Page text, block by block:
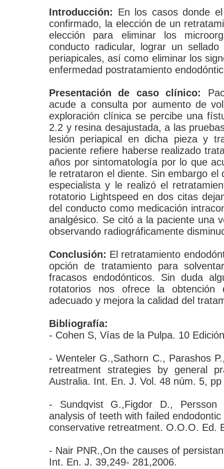
Introducción: En los casos donde
confirmado, la elección de un
elección para eliminar los
conducto radicular, lograr un sellado
periapicales, así como eliminar los
enfermedad postratamiento
Presentación de caso clínico:
acude a consulta por aumento de
exploración clínica se percibe una
2.2 y resina desajustada, a las
lesión periapical en dicha pieza y
paciente refiere haberse realizado
años por sintomatología por lo que
le retrataron el diente. Sin embargo
especialista y le realizó el
rotatorio Lightspeed en dos citas
del conducto como medicación
analgésico. Se citó a la paciente una
observando radiográficamente
Conclusión: El retratamiento
opción de tratamiento para
fracasos endodónticos. Sin duda
rotatorios nos ofrece la
adecuado y mejora la calidad del
Bibliografía:
- Cohen S, Vías de la Pulpa. 10
- Wenteler G.,Sathorn C., Parashos
retreatment strategies by general
Australia. Int. En. J. Vol. 48 núm. 5,
- Sundqvist G.,Figdor D., Persson
analysis of teeth with failed
conservative retreatment. O.O.O. Ed.
- Nair PNR.,On the causes of
Int. En. J. 39,249- 281,2006.